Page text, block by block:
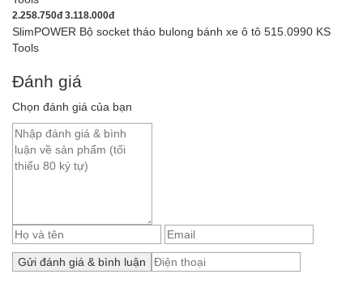
2.258.750đ3.118.000đ
SlimPOWER Bộ socket tháo bulong bánh xe ô tô 515.0990 KS
Tools
Đánh giá
Chọn đánh giá của bạn